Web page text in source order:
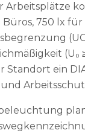
Arbeitsplätze
750 lx
(U₀
ein